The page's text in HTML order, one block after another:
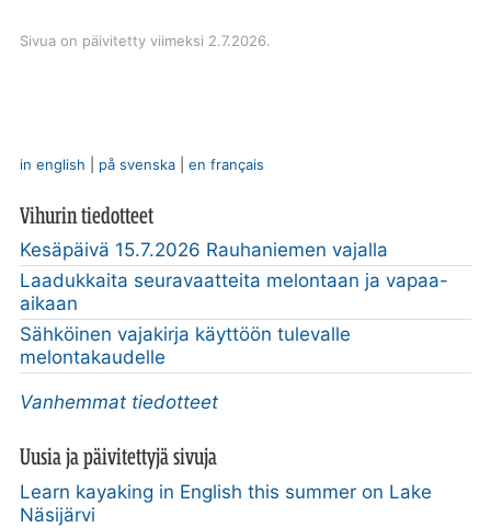
Sivua on päivitetty viimeksi 2.7.2026.
in english på svenska| en français
Vihurin tiedotteet
Kesäpäivä 15.7.2026 Rauhaniemen vajalla
Laadukkaita seuravaatteita melontaan ja vapaa-
aikaan
Sähköinen vajakirja käyttöön tulevalle
melontakaudelle
Vanhemmat tiedotteet
Uusia ja päivitettyjä sivuja
Learn kayaking in English this summer on Lake
Näsijärvi